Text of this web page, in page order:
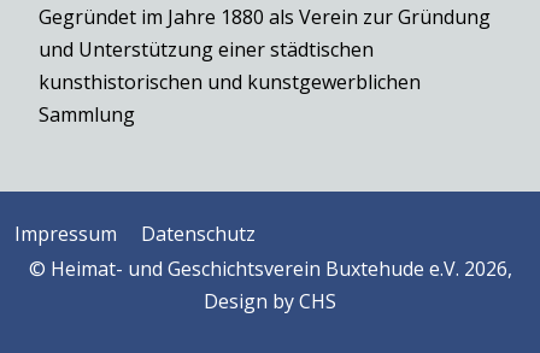
Gegründet im Jahre 1880 als Verein zur Gründung
und Unterstützung einer städtischen
kunsthistorischen und kunstgewerblichen
Sammlung
Impressum
Datenschutz
© Heimat- und Geschichtsverein Buxtehude e.V. 2026,
Design byCHS